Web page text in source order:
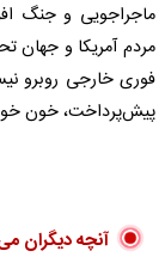
ماجراجویی و جنگ
مردم آمریکا و جهان
فوری خارجی روبرو
پیش‌پرداخت، خون
آنچه دیگران